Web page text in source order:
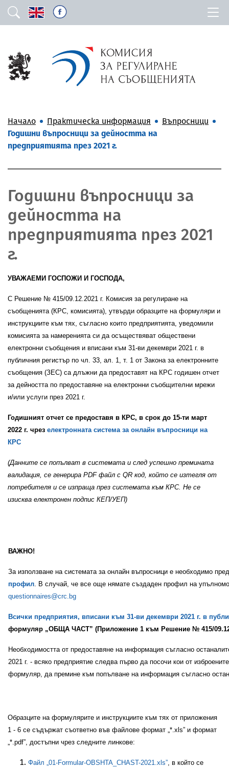
Начало Практическа информация
Въпросници
Годишни въпросници за дейността на
предприятията през 2021 г.
Годишни въпросници за
дейността на
предприятията през 2021
г.
УВАЖАЕМИ ГОСПОЖИ И ГОСПОДА,
С Решение № 415/09.12.2021 г. Комисия за регулиране на
съобщенията (КРС, комисията), утвърди образците на формуляри и
инструкциите към тях, съгласно които предприятията, уведомили
комисията за намеренията си да осъществяват обществени
електронни съобщения и вписани към 31-ви декември 2021 г. в
публичния регистър по чл. 33, ал. 1, т. 1 от Закона за електронните
съобщения (ЗЕС) са длъжни да предоставят на КРС годишен отчет
за дейността по предоставяне на електронни съобщителни мрежи
и/или услуги през 2021 г.
Годишният отчет се предоставя в КРС, в срок до 15-ти март
2022 г. чрез електронната система за онлайн въпросници на
КРС
(Данните се попълват в системата и след успешно премината
валидация, се генерира PDF файл с QR код, който се изтегля от
потребителя и се изпраща през системата към КРС. Не се
изисква електронен подпис КЕП/УЕП)
ВАЖНО!
За използване на системата за онлайн въпросници е необходимо
профил . В случай, че все още нямате създаден профил на
questionnaires@crc.bg
Всички предприятия, вписани към 31-ви декември 2021 г. в
формуляр „ОБЩА ЧАСТ” (Приложение 1 към Решение № 415/
Необходимостта от предоставяне на информация съгласно
2021 г. - всяко предприятие следва първо да посочи кои от
формуляр, да премине към попълване на информация съгласно
Образците на формулярите и инструкциите към тях от приложения
1 - 6 се съдържат съответно във файлове формат „*.xls” и формат
„*.pdf”, достъпни чрез следните линкове:
Файл „01-Formular-OBSHTA_CHAST-2021.xls” , в който се